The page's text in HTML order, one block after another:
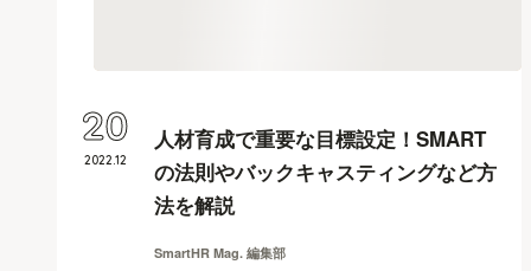
人材育成で重要な目標設定！SMART
の法則やバックキャスティングなど方
法を解説
SmartHR Mag. 編集部
2022.12
20